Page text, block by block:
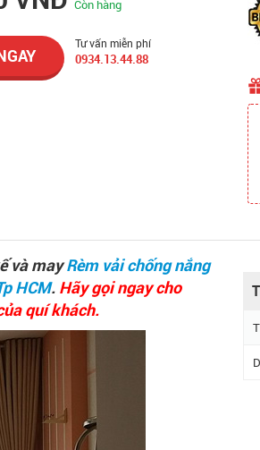
Còn hàng
Tư vấn miễn phí
0934.13.44.88
và mayRèm vải chống nắng
HCM. Hãy gọi ngay cho
quí khách.